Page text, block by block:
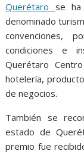
Querétaro se ha
denominado
convenciones,
condiciones e
Querétaro
hotelería,
de negocios.
También se
estado de
premio fue